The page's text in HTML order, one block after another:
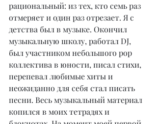
рациональный: из тех, кто семь раз
отмеряет и один раз отрезает. Я с
детства был в музыке. Окончил
музыкальную школу, работал DJ,
был участником небольшого pop
коллектива в юности, писал стихи,
перепевал любимые хиты и
неожиданно для себя стал писать
песни. Весь музыкальный материал
копился в моих тетрадях и